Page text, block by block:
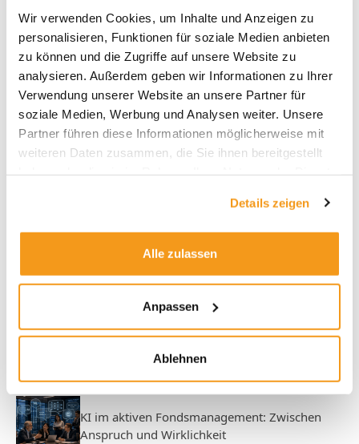
Wir verwenden Cookies, um Inhalte und Anzeigen zu
personalisieren, Funktionen für soziale Medien anbieten
zu können und die Zugriffe auf unsere Website zu
analysieren. Außerdem geben wir Informationen zu Ihrer
Verwendung unserer Website an unsere Partner für
soziale Medien, Werbung und Analysen weiter. Unsere
Partner führen diese Informationen möglicherweise mit
weiteren Daten zusammen, die Sie ihnen bereitgestellt
Details zeigen
Alle zulassen
Anpassen
Ablehnen
JETZT CASHBACK BERECHNEN
Herausforderung aus China?
Wer gewinnt? Vier Anlegertypen und das
KI im aktiven Fondsmanagement: Zwischen
Anspruch und Wirklichkeit